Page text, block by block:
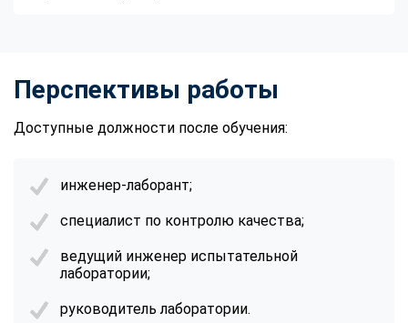
Перспективы работы
Доступные должности после обучения:
инженер-лаборант;
специалист по контролю качества;
ведущий инженер испытательной
лаборатории;
руководитель лаборатории.